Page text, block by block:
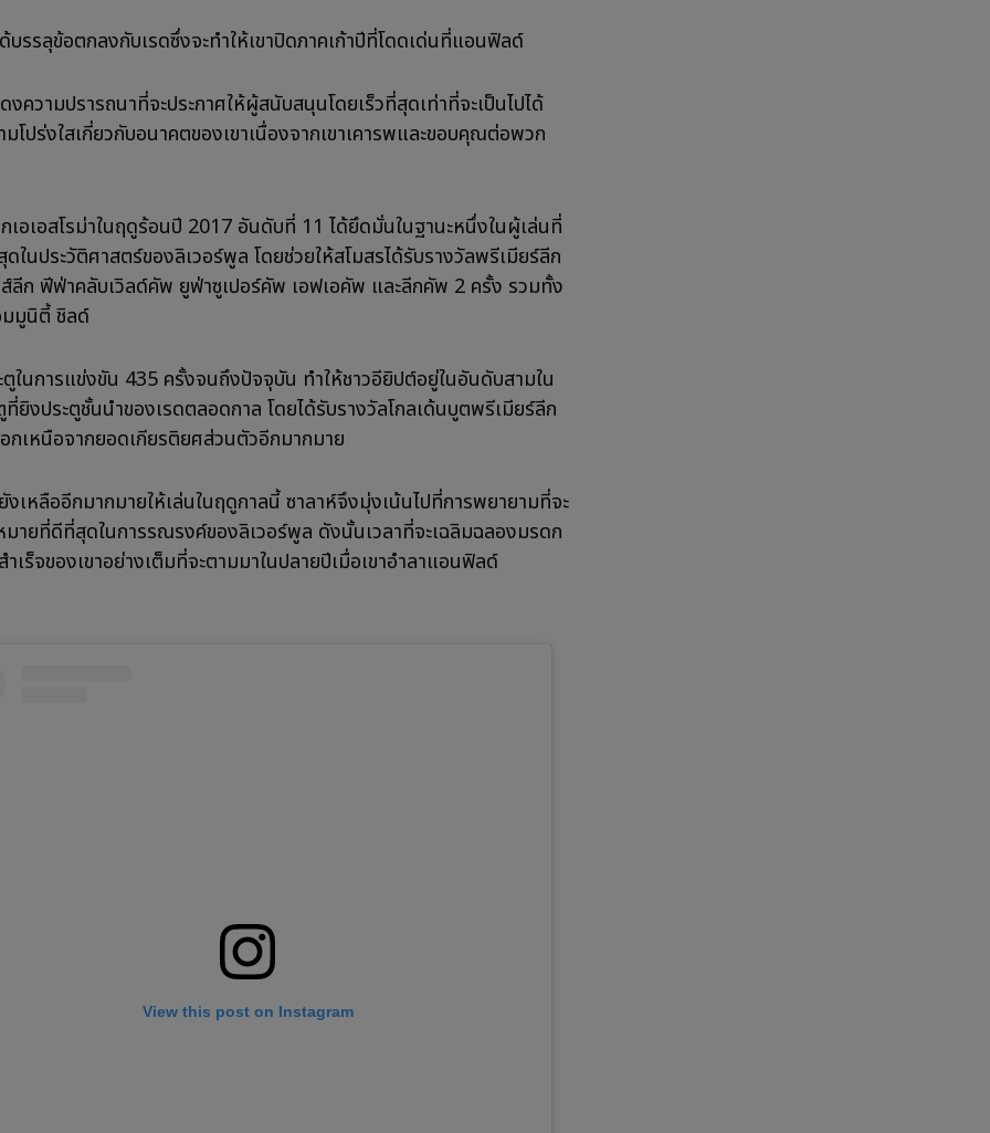
บรรลุข้อตกลงกับเรดซึ่งจะทำให้เขาปิดภาคเก้าปีที่โดดเด่นที่แอนฟิลด์
งความปรารถนาที่จะประกาศให้ผู้สนับสนุนโดยเร็วที่สุดเท่าที่จะเป็นไปได้
มโปร่งใสเกี่ยวกับอนาคตของเขาเนื่องจากเขาเคารพและขอบคุณต่อพวก
เอเอสโรม่าในฤดูร้อนปี 2017 อันดับที่ 11 ได้ยึดมั่นในฐานะหนึ่งในผู้เล่นที่
ในประวัติศาสตร์ของลิเวอร์พูล โดยช่วยให้สโมสรได้รับรางวัลพรีเมียร์ลีก
ลีก ฟีฟ่าคลับเวิลด์คัพ ยูฟ่าซูเปอร์คัพ เอฟเอคัพ และลีกคัพ 2 ครั้ง รวมทั้ง
มมูนิตี้ ชิลด์
ในการแข่งขัน 435 ครั้งจนถึงปัจจุบัน ทำให้ชาวอียิปต์อยู่ในอันดับสามใน
ที่ยิงประตูชั้นนำของเรดตลอดกาล โดยได้รับรางวัลโกลเด้นบูตพรีเมียร์ลีก
กเหนือจากยอดเกียรติยศส่วนตัวอีกมากมาย
งเหลืออีกมากมายให้เล่นในฤดูกาลนี้ ซาลาห์จึงมุ่งเน้นไปที่การพยายามที่จะ
มายที่ดีที่สุดในการรณรงค์ของลิเวอร์พูล ดังนั้นเวลาที่จะเฉลิมฉลองมรดก
ำเร็จของเขาอย่างเต็มที่จะตามมาในปลายปีเมื่อเขาอำลาแอนฟิลด์
View this post on Instagram